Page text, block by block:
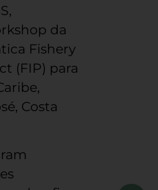
da
Fishery
(FIP) para
Costa